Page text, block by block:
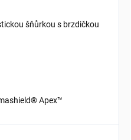
šňůrkou s brzdičkou
Apex™